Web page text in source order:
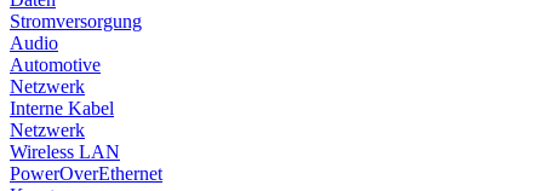
Stromversorgung
Audio
Automotive
Netzwerk
Interne Kabel
Netzwerk
Wireless LAN
PowerOverEthernet